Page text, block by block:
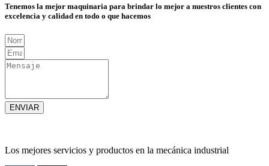
Tenemos la mejor maquinaria para brindar lo mejor a nuestros clientes con
excelencia y calidad en todo o que hacemos
ENVIAR
Los mejores servicios y productos en la mecánica industrial